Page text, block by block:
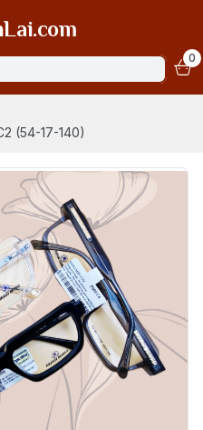
0
(54-17-140)